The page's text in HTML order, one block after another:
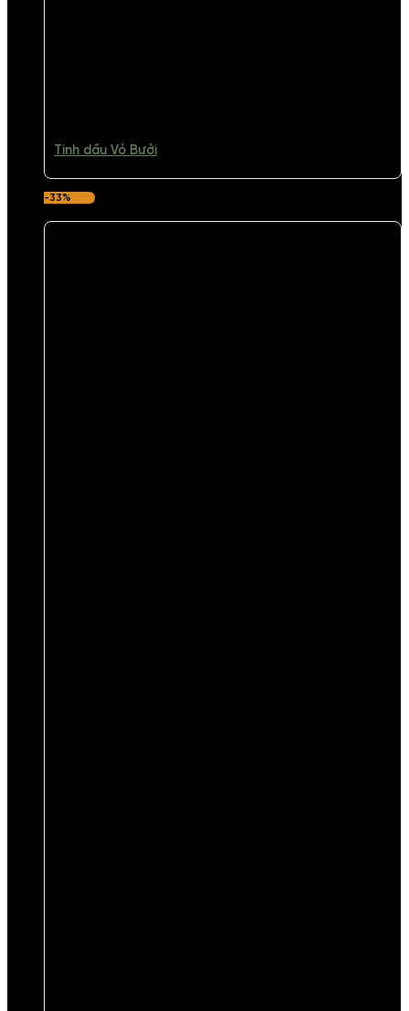
Tinh dầu Vỏ Bưởi
-33%